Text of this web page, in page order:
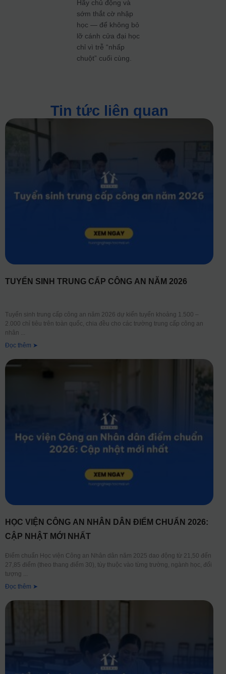
Hãy chủ động và
sớm thắt cờ nhập
học — để không bỏ
lỡ cánh cửa đại học
chỉ vì trễ “nhấp
chuột” cuối cùng.
Tin tức liên quan
TUYỂN SINH TRUNG CẤP CÔNG AN NĂM 2026
Tuyển sinh trung cấp công an năm 2026 dự kiến tuyển khoảng 1.500 –
2.000 chỉ tiêu trên toàn quốc, chia đều cho các trường trung cấp công an
nhân
Đọc thêm ➤
HỌC VIỆN CÔNG AN NHÂN DÂN ĐIỂM CHUẨN 2026:
CẬP NHẬT MỚI NHẤT
Điểm chuẩn Học viện Công an Nhân dân năm 2025 dao động từ 21,50 đến
27,85 điểm (theo thang điểm 30), tùy thuộc vào từng trường, ngành học, đối
tượng
Đọc thêm ➤